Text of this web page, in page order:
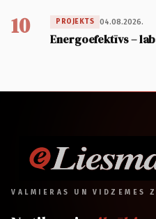
10 PROJEKTS 04.08.2026.
Energoefektīvs –
VALMIERAS UN VIDZEMES